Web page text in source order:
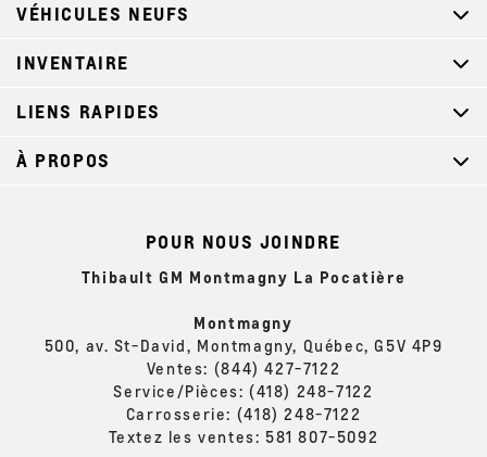
POUR NOUS JOINDRE
Thibault GM Montmagny La Pocatière
Montmagny
500, av. St-David, Montmagny, Québec, G5V 4P9
Ventes: (844) 427-7122
Service/Pièces: (418) 248-7122
Carrosserie: (418) 248-7122
Textez les ventes: 581 807-5092
VÉHICULES NEUFS
INVENTAIRE
LIENS RAPIDES
À PROPOS